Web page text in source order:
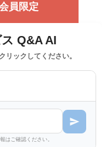
員限定
Q&A AI
リックしてください。
はご確認ください。